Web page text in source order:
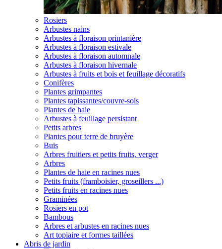
Rosiers
Arbustes nains
Arbustes à floraison printanière
Arbustes à floraison estivale
Arbustes à floraison automnale
Arbustes à floraison hivernale
Arbustes à fruits et bois et feuillage décoratifs
Conifères
Plantes grimpantes
Plantes tapissantes/couvre-sols
Plantes de haie
Arbustes à feuillage persistant
Petits arbres
Plantes pour terre de bruyère
Buis
Arbres fruitiers et petits fruits, verger
Arbres
Plantes de haie en racines nues
Petits fruits (framboisier, groseillers ...)
Petits fruits en racines nues
Graminées
Rosiers en pot
Bambous
Arbres et arbustes en racines nues
Art topiaire et formes taillées
Abris de jardin